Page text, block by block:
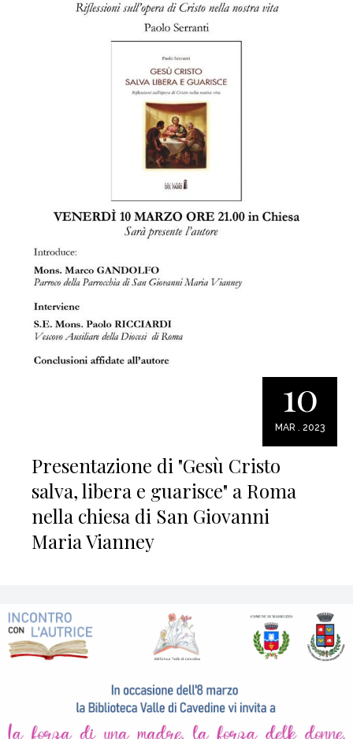
10
MAR . 2023
Presentazione di "Gesù Cristo
salva, libera e guarisce" a Roma
nella chiesa di San Giovanni
Maria Vianney